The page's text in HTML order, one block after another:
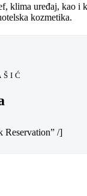
klima uređaj, kao
kozmetika.
Reservation” /]